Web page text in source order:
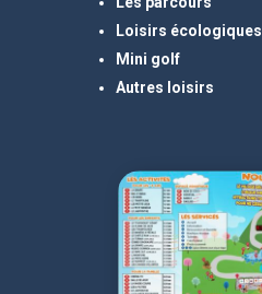
Loisirs écologiques
Mini golf
Autres loisirs